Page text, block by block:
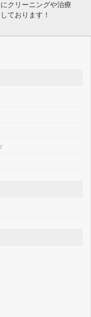
クリーニングや治療
ております！